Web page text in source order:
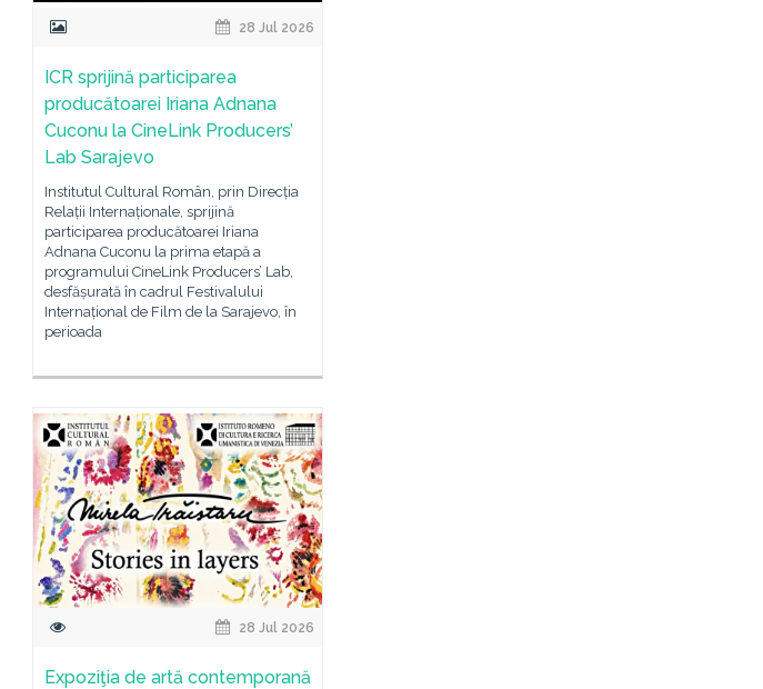
28 Jul 2026
ICR sprijină participarea
producătoarei Iriana Adnana
Cuconu la CineLink Producers’
Lab Sarajevo
Institutul Cultural Român, prin Direcția
Relații Internaționale, sprijină
participarea producătoarei Iriana
Adnana Cuconu la prima etapă a
programului CineLink Producers’ Lab,
desfășurată în cadrul Festivalului
Internațional de Film de la Sarajevo, în
perioada
28 Jul 2026
Expoziţia de artă contemporană